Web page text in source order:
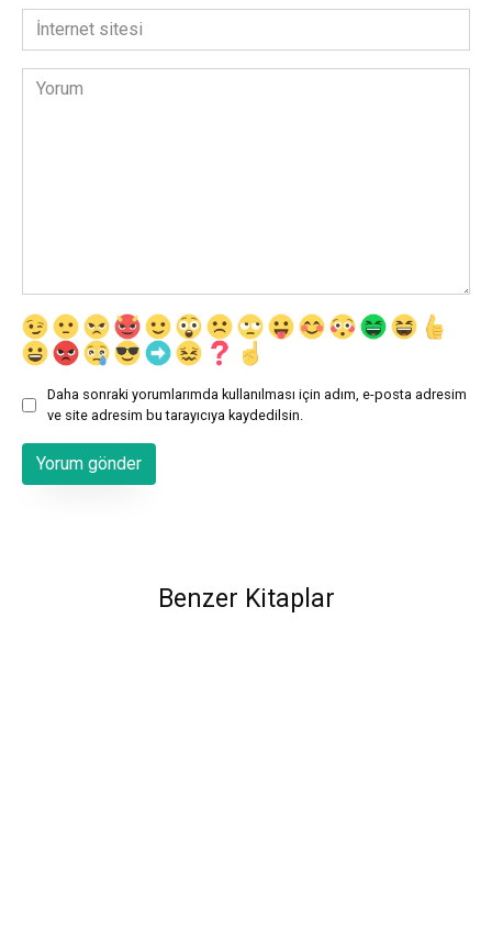
*İnternet
sitesi
Yorum
Daha sonraki yorumlarımda kullanılması için adım, e-posta adresim
ve site adresim bu tarayıcıya kaydedilsin.
Benzer Kitaplar